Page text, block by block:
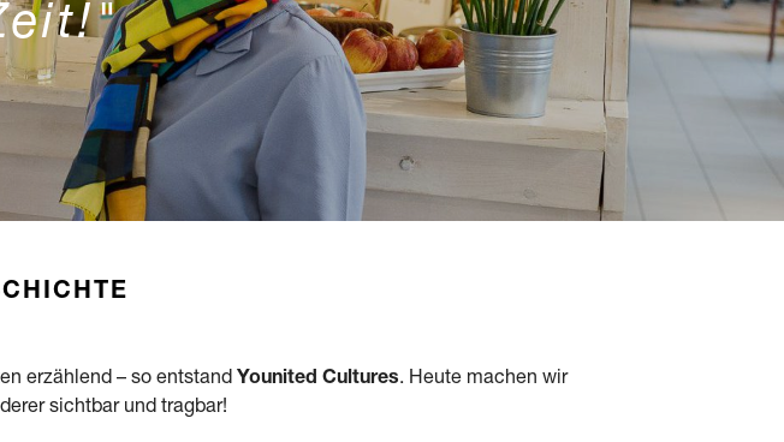
erzählend – so entstand Younited Cultures. Heute machen wir
sichtbar und tragbar!